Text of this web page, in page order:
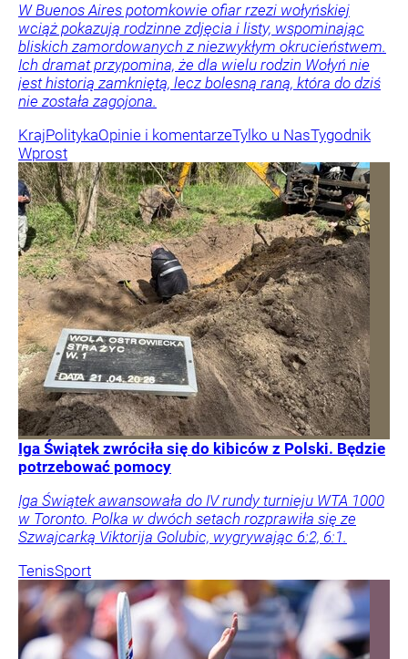
W Buenos Aires potomkowie ofiar rzezi wołyńskiej
wciąż pokazują rodzinne zdjęcia i listy, wspominając
bliskich zamordowanych z niezwykłym okrucieństwem.
Ich dramat przypomina, że dla wielu rodzin Wołyń nie
jest historią zamkniętą, lecz bolesną raną, która do dziś
nie została zagojona.
KrajPolitykaOpinie i komentarzeTylko u NasTygodnik
Wprost
Iga Świątek zwróciła się do kibiców z Polski. Będzie
potrzebować pomocy
Iga Świątek awansowała do IV rundy turnieju WTA 1000
w Toronto. Polka w dwóch setach rozprawiła się ze
Szwajcarką Viktorija Golubic, wygrywając 6:2, 6:1.
TenisSport